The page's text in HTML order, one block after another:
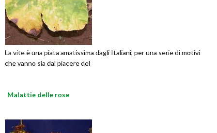
La vite è una piata amatissima dagli Italiani, per una serie di motivi
che vanno sia dal piacere del
Malattie delle rose